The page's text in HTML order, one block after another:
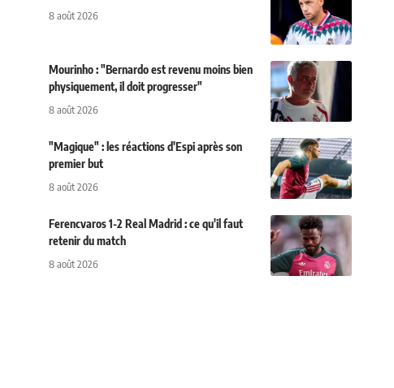
8 août 2026
Mourinho : "Bernardo est revenu moins bien
physiquement, il doit progresser"
8 août 2026
"Magique" : les réactions d'Espi après son
premier but
8 août 2026
Ferencvaros 1-2 Real Madrid : ce qu'il faut
retenir du match
8 août 2026